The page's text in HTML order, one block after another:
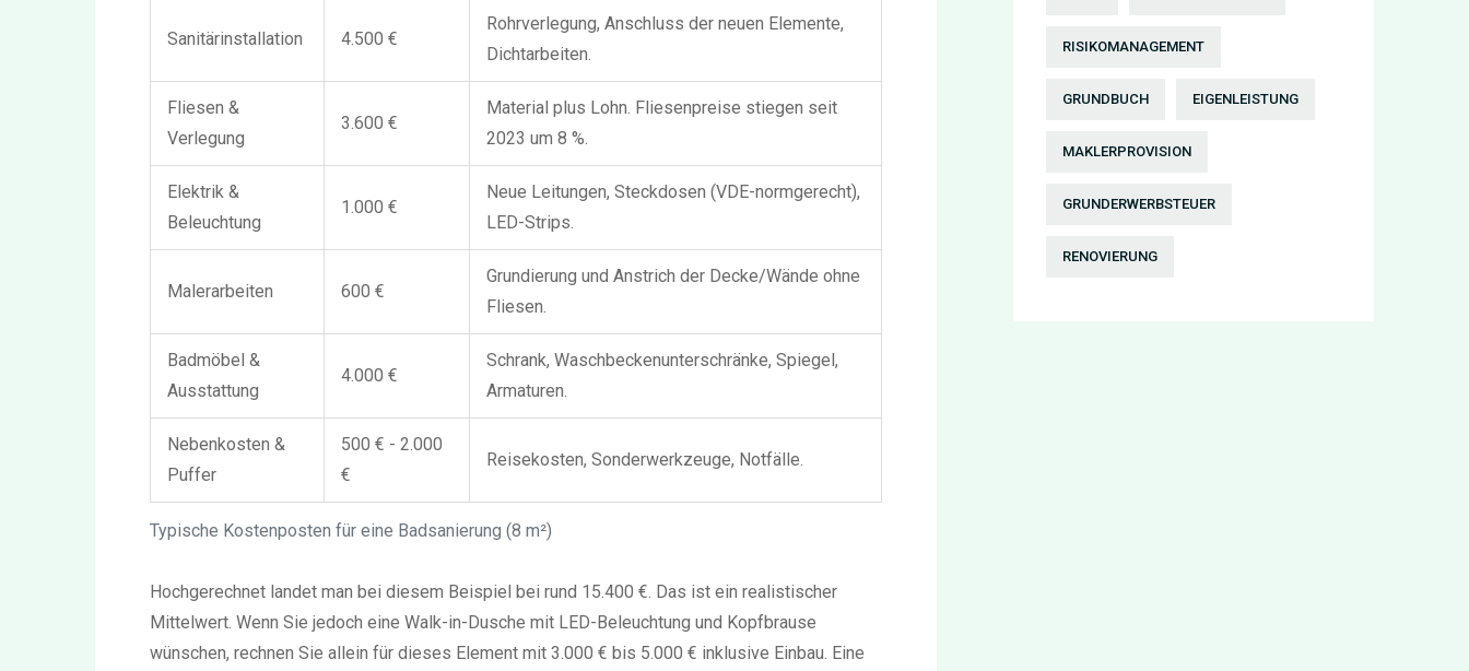
Typische Kostenposten für eine Badsanierung (8 m²)
Sanitärinstallation 4.500 €
Rohrverlegung, Anschluss der neuen Elemente,
Dichtarbeiten.
Fliesen &
Verlegung
3.600 €
Material plus Lohn. Fliesenpreise stiegen seit
2023 um 8 %.
Elektrik &
Beleuchtung
1.000 €
Neue Leitungen, Steckdosen (VDE-normgerecht),
LED-Strips.
Malerarbeiten 600 €
Grundierung und Anstrich der Decke/Wände ohne
Fliesen.
Badmöbel &
Ausstattung
4.000 €
Schrank, Waschbeckenunterschränke, Spiegel,
Armaturen.
Nebenkosten &
Puffer
500 € - 2.000
€
Reisekosten, Sonderwerkzeuge, Notfälle.
Hochgerechnet landet man bei diesem Beispiel bei rund 15.400 €. Das ist ein realistischer
Mittelwert. Wenn Sie jedoch eine Walk-in-Dusche mit LED-Beleuchtung und Kopfbrause
wünschen, rechnen Sie allein für dieses Element mit 3.000 € bis 5.000 € inklusive Einbau. Eine
RISIKOMANAGEMENT
GRUNDBUCH EIGENLEISTUNG
MAKLERPROVISION
GRUNDERWERBSTEUER
RENOVIERUNG